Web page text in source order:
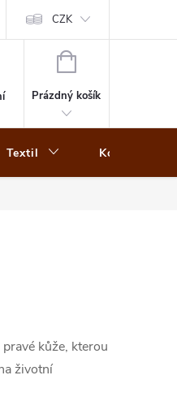
CZK
NÁKUPNÍ
Prázdný košík
Textil Koberce
kůže, kterou
životní